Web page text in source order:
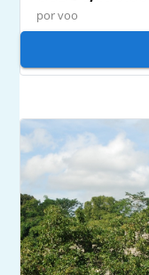
por voo